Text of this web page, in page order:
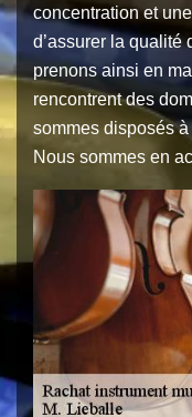
concentration et
d’assurer la qualité
prenons ainsi en
rencontrent des
sommes disposés
Nous sommes en